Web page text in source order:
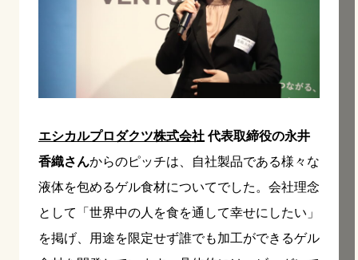
エシカルプロダクツ株式会社代表取締役の永井
香織さんからのピッチは、自社製品である様々な
液体を包めるゲル食材についてでした。会社理念
として「世界中の人を食を通して幸せにしたい」
を掲げ、用途を限定せず誰でも加工ができるゲル